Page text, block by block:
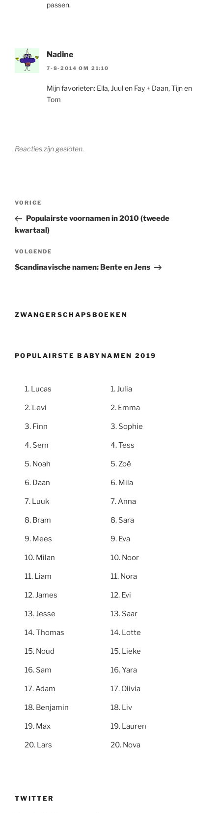
passen.
Nadine
7-8-2014 OM 21:10
Mijn favorieten: Ella, Juul en Fay + Daan, Tijn en
Tom
Reacties zijn gesloten.
Berichtnavigatie
Vorig
bericht
VORIGE
Populairste voornamen in 2010 (tweede
kwartaal)
Volgend
bericht
VOLGENDE
Scandinavische namen: Bente en Jens
ZWANGERSCHAPSBOEKEN
POPULAIRSTE BABYNAMEN 2019
Lucas
Levi
Finn
Sem
Noah
Daan
Luuk
Bram
Mees
Milan
Liam
James
Jesse
Thomas
Noud
Sam
Adam
Benjamin
Max
Lars
Julia
Emma
Sophie
Tess
Zoë
Mila
Anna
Sara
Eva
Noor
Nora
Evi
Saar
Lotte
Lieke
Yara
Olivia
Liv
Lauren
Nova
TWITTER